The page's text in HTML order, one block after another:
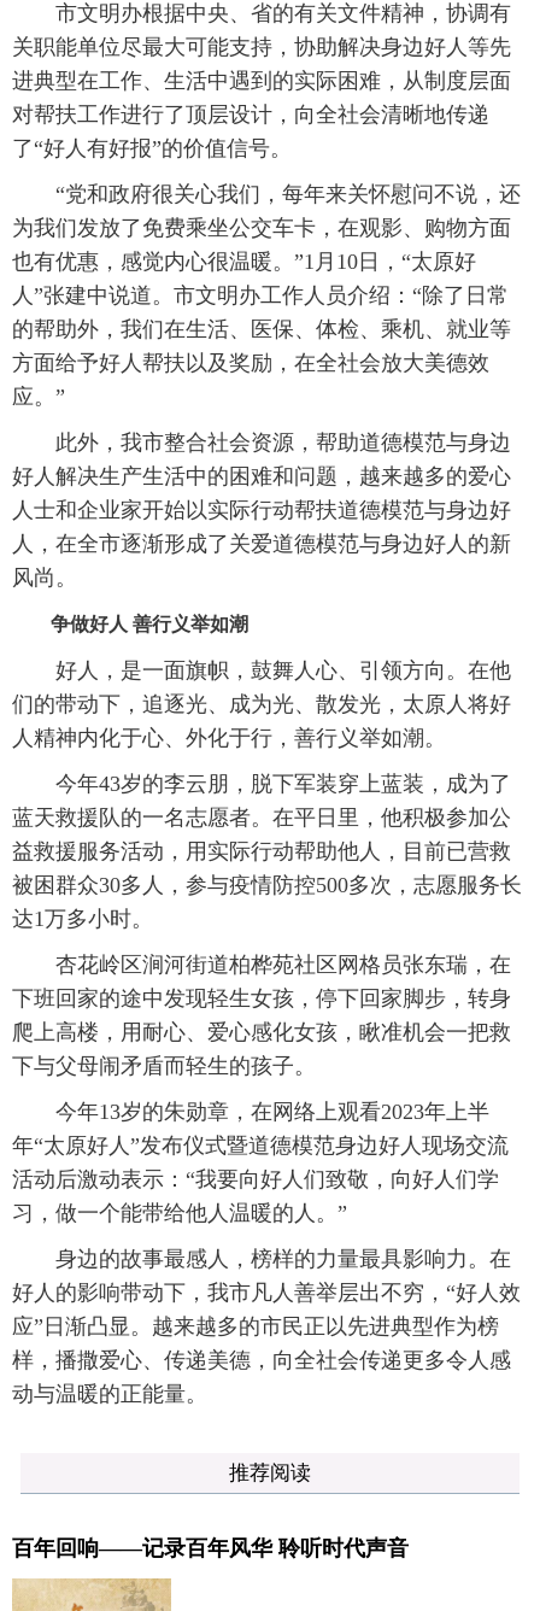
市文明办根据中央、省的有关文件精神，协调有
关职能单位尽最大可能支持，协助解决身边好人等先
进典型在工作、生活中遇到的实际困难，从制度层面
对帮扶工作进行了顶层设计，向全社会清晰地传递
了“好人有好报”的价值信号。
“党和政府很关心我们，每年来关怀慰问不说，还
为我们发放了免费乘坐公交车卡，在观影、购物方面
也有优惠，感觉内心很温暖。”1月10日，“太原好
人”张建中说道。市文明办工作人员介绍：“除了日常
的帮助外，我们在生活、医保、体检、乘机、就业等
方面给予好人帮扶以及奖励，在全社会放大美德效
应。”
此外，我市整合社会资源，帮助道德模范与身边
好人解决生产生活中的困难和问题，越来越多的爱心
人士和企业家开始以实际行动帮扶道德模范与身边好
人，在全市逐渐形成了关爱道德模范与身边好人的新
风尚。
争做好人 善行义举如潮
好人，是一面旗帜，鼓舞人心、引领方向。在他
们的带动下，追逐光、成为光、散发光，太原人将好
人精神内化于心、外化于行，善行义举如潮。
今年43岁的李云朋，脱下军装穿上蓝装，成为了
蓝天救援队的一名志愿者。在平日里，他积极参加公
益救援服务活动，用实际行动帮助他人，目前已营救
被困群众30多人，参与疫情防控500多次，志愿服务长
达1万多小时。
杏花岭区涧河街道柏桦苑社区网格员张东瑞，在
下班回家的途中发现轻生女孩，停下回家脚步，转身
爬上高楼，用耐心、爱心感化女孩，瞅准机会一把救
下与父母闹矛盾而轻生的孩子。
今年13岁的朱勋章，在网络上观看2023年上半
年“太原好人”发布仪式暨道德模范身边好人现场交流
活动后激动表示：“我要向好人们致敬，向好人们学
习，做一个能带给他人温暖的人。”
身边的故事最感人，榜样的力量最具影响力。在
好人的影响带动下，我市凡人善举层出不穷，“好人效
应”日渐凸显。越来越多的市民正以先进典型作为榜
样，播撒爱心、传递美德，向全社会传递更多令人感
动与温暖的正能量。
推荐阅读
百年回响——记录百年风华 聆听时代声音